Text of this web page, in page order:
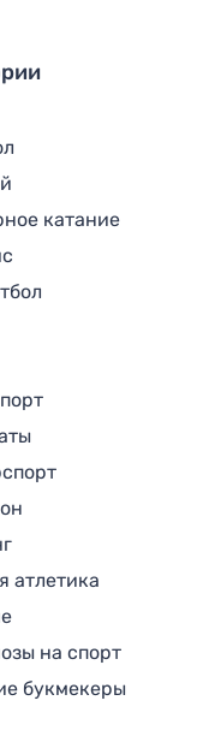
катание
атлетика
на спорт
букмекеры